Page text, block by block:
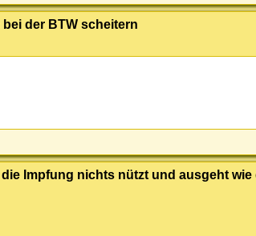
der BTW scheitern
Impfung nichts nützt und ausgeht wie